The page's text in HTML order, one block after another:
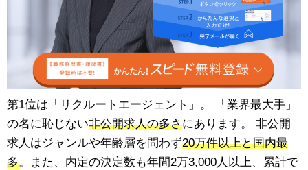
第1位は「リクルートエージェント」。 「業界最大手」
の名に恥じない非公開求人の多さにあります。 非公開
求人はジャンルや年齢層を問わず20万件以上と国内最
多。また、内定の決定数も年間2万3,000人以上、累計で